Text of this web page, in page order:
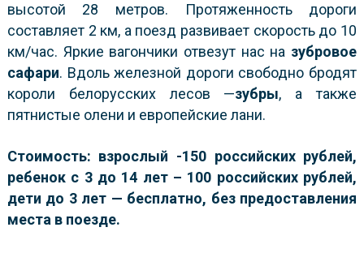
высотой 28 метров. Протяженность дороги
составляет 2 км, а поезд развивает скорость до 10
км/час. Яркие вагончики отвезут нас на зубровое
сафари. Вдоль железной дороги свободно бродят
короли белорусских лесов —зубры, а также
пятнистые олени и европейские лани.
Стоимость: взрослый -150 российских рублей,
ребенок с 3 до 14 лет – 100 российских рублей,
дети до 3 лет — бесплатно, без предоставления
места в поезде.